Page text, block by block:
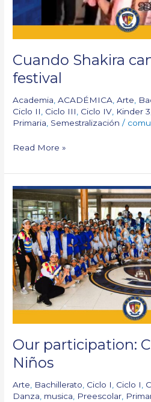
Cuando Shakira
festival
Academia ,ACADÉMICA ,Arte
Ciclo II
Ciclo III Ciclo IV Kinder 3
Primaria Semestralización /
Read More »
Our participation:
Niños
Arte Bachillerato Ciclo I Ciclo I
Danza musica Preescolar
Our
participation:
Carnaval
de
los
Niños